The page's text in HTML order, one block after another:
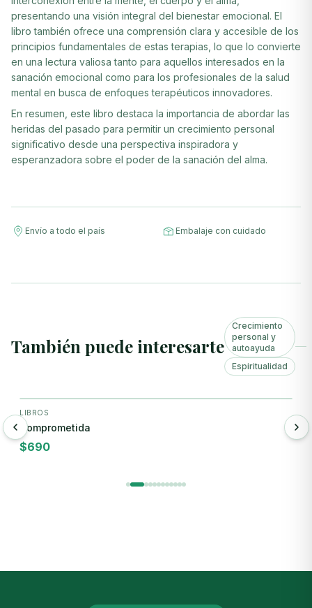
presentando una visión integral del bienestar emocional. El
libro también ofrece una comprensión clara y accesible de los
principios fundamentales de estas terapias, lo que lo convierte
en una lectura valiosa tanto para aquellos interesados en la
sanación emocional como para los profesionales de la salud
mental en busca de enfoques terapéuticos innovadores.
En resumen, este libro destaca la importancia de abordar las
heridas del pasado para permitir un crecimiento personal
significativo desde una perspectiva inspiradora y
esperanzadora sobre el poder de la sanación del alma.
Envío a todo el país Embalaje con cuidado
También puede interesarte
Crecimiento
personal y
autoayuda
Espiritualidad
LIBROS
Comprometida
$690